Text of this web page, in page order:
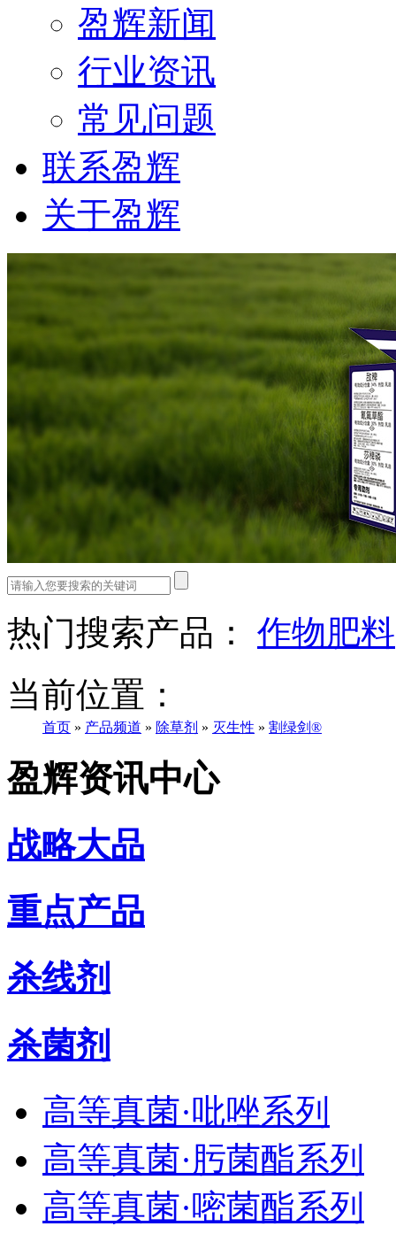
盈辉新闻
行业资讯
常见问题
联系盈辉
关于盈辉
热门搜索产品： 作物肥料
当前位置：
首页 » 产品频道 » 除草剂 » 灭生性 » 割绿剑®
盈辉资讯中心
战略大品
重点产品
杀线剂
杀菌剂
高等真菌·吡唑系列
高等真菌·肟菌酯系列
高等真菌·嘧菌酯系列